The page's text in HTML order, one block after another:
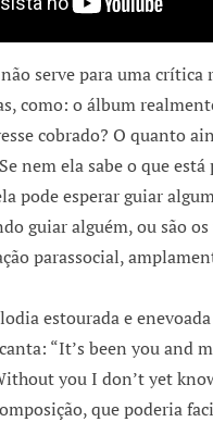
não serve para uma crítica
como: o álbum
cobrado? O quanto
nem ela sabe o que
pode esperar guiar
guiar alguém, ou são os
parassocial,
estourada e
“It’s been you and
you I don’t yet
que poderia